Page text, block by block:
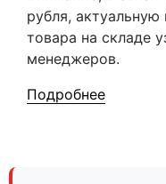
рубля,
товара на складе
менеджеров.
Подробнее